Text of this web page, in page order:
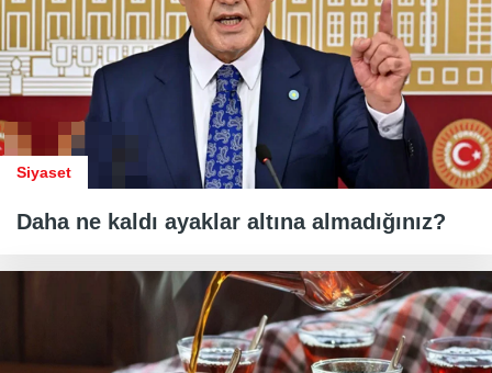
Siyaset
Daha ne kaldı ayaklar altına almadığınız?